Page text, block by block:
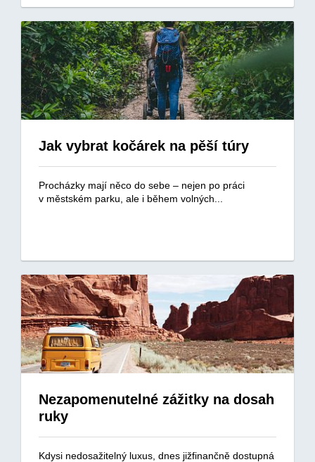
Jak vybrat kočárek na pěší túry
Procházky mají něco do sebe – nejen po práci
v městském parku, ale i během volných...
Nezapomenutelné zážitky na dosah
ruky
Kdysi nedosažitelný luxus, dnes jižfinančně dostupná